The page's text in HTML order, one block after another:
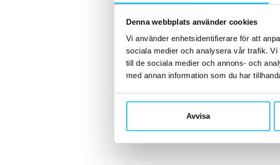
Denna webbplats använder cookies
Vi använder enhetsidentifierare för att
sociala medier och analysera vår trafik.
till de sociala medier och annons- och
med annan information som du har
Avvisa